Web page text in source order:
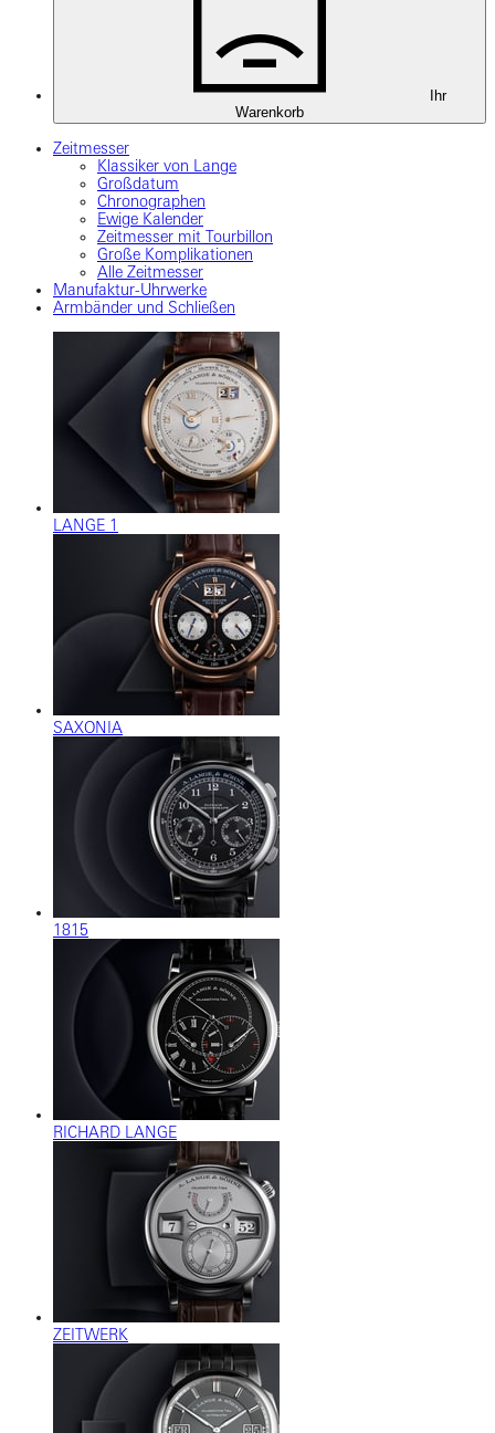
Ihr
Warenkorb
Zeitmesser
Klassiker von Lange
Großdatum
Chronographen
Ewige Kalender
Zeitmesser mit Tourbillon
Große Komplikationen
Alle Zeitmesser
Manufaktur-Uhrwerke
Armbänder und Schließen
LANGE 1
SAXONIA
1815
RICHARD LANGE
ZEITWERK